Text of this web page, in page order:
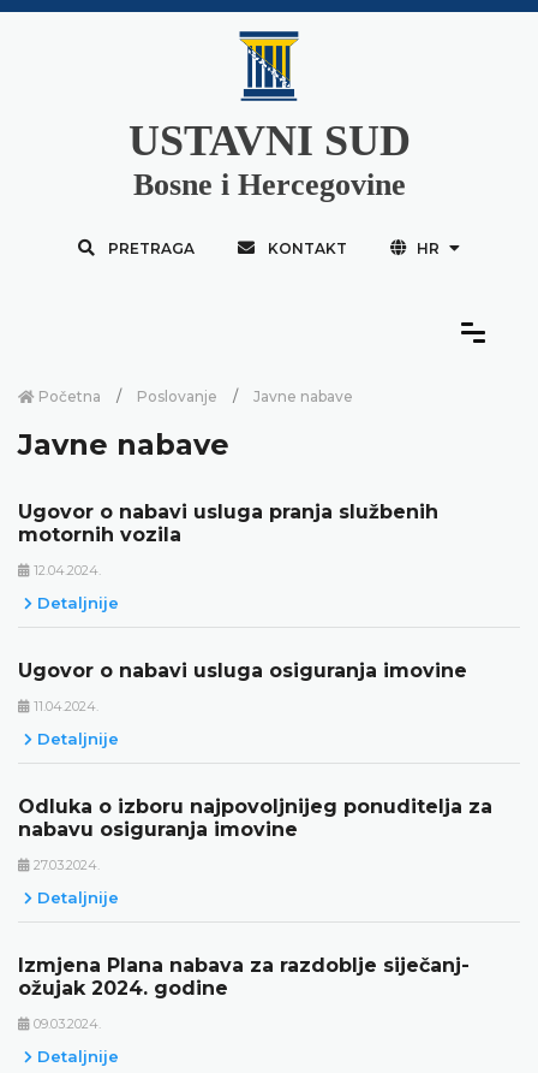
USTAVNI SUD
Bosne i Hercegovine
PRETRAGA KONTAKT HR
Početna Poslovanje Javne nabave
Javne nabave
Ugovor o nabavi usluga pranja službenih
motornih vozila
12.04.2024.
Detaljnije
Ugovor o nabavi usluga osiguranja imovine
11.04.2024.
Detaljnije
Odluka o izboru najpovoljnijeg ponuditelja za
nabavu osiguranja imovine
27.03.2024.
Detaljnije
Izmjena Plana nabava za razdoblje siječanj-
ožujak 2024. godine
09.03.2024.
Detaljnije